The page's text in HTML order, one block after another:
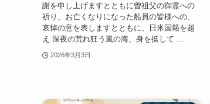
謝を申し上げますとともに曽祖父の御霊への
祈り、お亡くなりになった船員の皆様への、
哀悼の意を表しますとともに、日米国籍を超
え 深夜の荒れ狂う嵐の海、身を挺して ...
2026年3月3日